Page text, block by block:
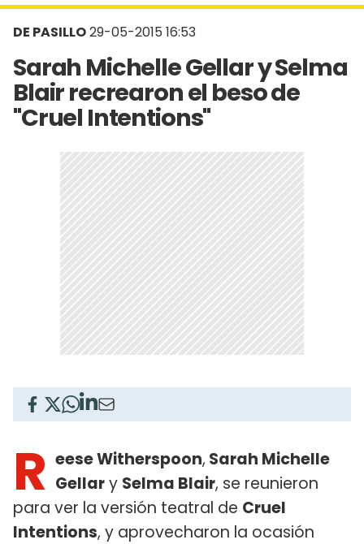
DE PASILLO29-05-2015 16:53
Sarah Michelle Gellar y Selma
Blair recrearon el beso de
"Cruel Intentions"
R eese Witherspoon, Sarah Michelle
Gellary Selma Blair, se reunieron
para ver la versión teatral de Cruel
Intentions, y aprovecharon la ocasión